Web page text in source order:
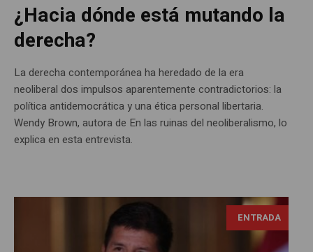
¿Hacia dónde está mutando la
derecha?
La derecha contemporánea ha heredado de la era
neoliberal dos impulsos aparentemente contradictorios: la
política antidemocrática y una ética personal libertaria.
Wendy Brown, autora de En las ruinas del neoliberalismo, lo
explica en esta entrevista.
ENTRADA